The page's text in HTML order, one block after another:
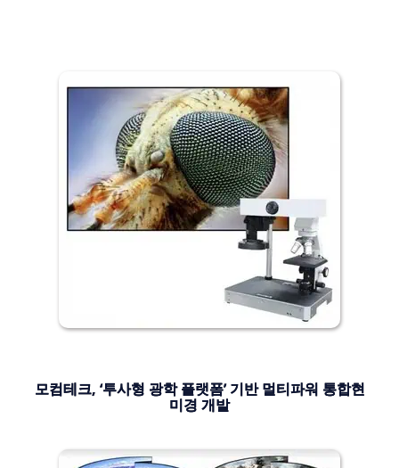
모컴테크, ‘투사형 광학 플랫폼’ 기반 멀티파워 통합현
미경 개발